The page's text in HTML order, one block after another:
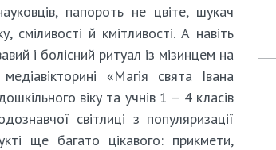
папороть не цвіте, шукач
й кмітливості. А навіть
і болісний ритуал із мізинцем на
«Магія свята Івана
віку та учнів 1 – 4 класів
світлиці з популяризації
ще багато цікавого: прикмети,